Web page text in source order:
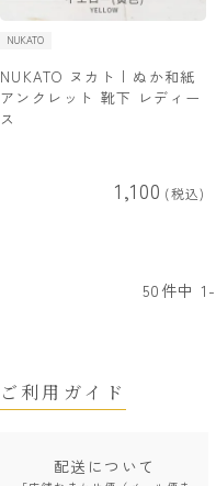
NUKATO
NUKATO ヌカト | ぬか和紙
アンクレット 靴下 レディー
ス
1,100 税込
50 件中 1 -
ご利用ガイド
配送について